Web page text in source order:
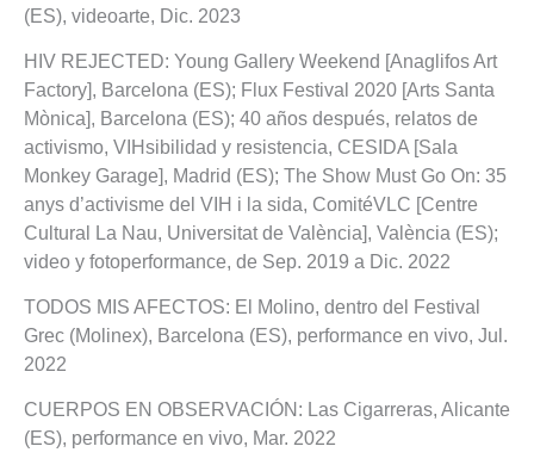
(ES), videoarte, Dic. 2023
HIV REJECTED: Young Gallery Weekend [Anaglifos Art
Factory], Barcelona (ES); Flux Festival 2020 [Arts Santa
Mònica], Barcelona (ES); 40 años después, relatos de
activismo, VIHsibilidad y resistencia, CESIDA [Sala
Monkey Garage], Madrid (ES); The Show Must Go On: 35
anys d’activisme del VIH i la sida, ComitéVLC [Centre
Cultural La Nau, Universitat de València], València (ES);
video y fotoperformance, de Sep. 2019 a Dic. 2022
TODOS MIS AFECTOS: El Molino, dentro del Festival
Grec (Molinex), Barcelona (ES), performance en vivo, Jul.
2022
CUERPOS EN OBSERVACIÓN: Las Cigarreras, Alicante
(ES), performance en vivo, Mar. 2022